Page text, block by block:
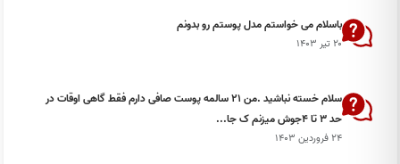
باسلام می خواستم مدل پوستم رو بدونم
۲۰ تیر ۱۴۰۳
سلام خسته نباشید .من ۲۱ سالمه پوست صافی دارم فقط گاهی اوقات در
حد ۳ تا ۴جوش میزنم ک جا...
۲۴ فروردین ۱۴۰۳